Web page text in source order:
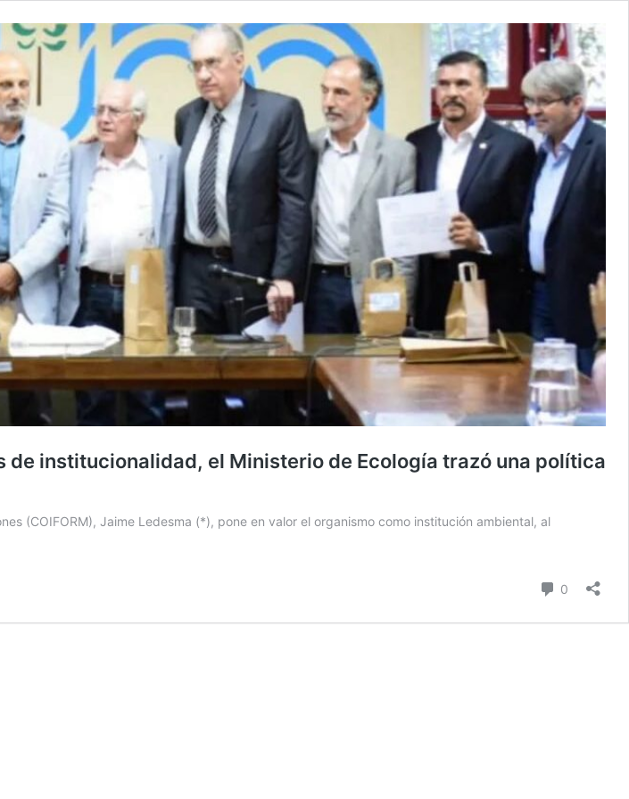
de institucionalidad, el Ministerio de Ecología trazó una política
(COIFORM), Jaime Ledesma (*), pone en valor el organismo como institución ambiental, al
0